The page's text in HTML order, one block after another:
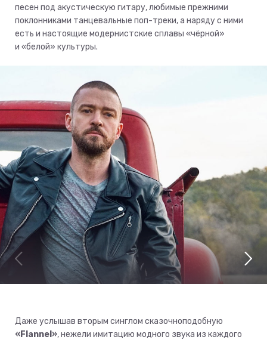
песен под акустическую гитару, любимые прежними
поклонниками танцевальные поп-треки, а наряду с ними
есть и настоящие модернистские сплавы «чёрной»
и «белой» культуры.
Даже услышав вторым синглом сказочноподобную
«Flannel», нежели имитацию модного звука из каждого